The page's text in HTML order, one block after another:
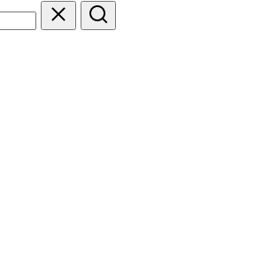
Tilbakestill
Søk